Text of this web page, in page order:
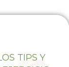
TIPS Y